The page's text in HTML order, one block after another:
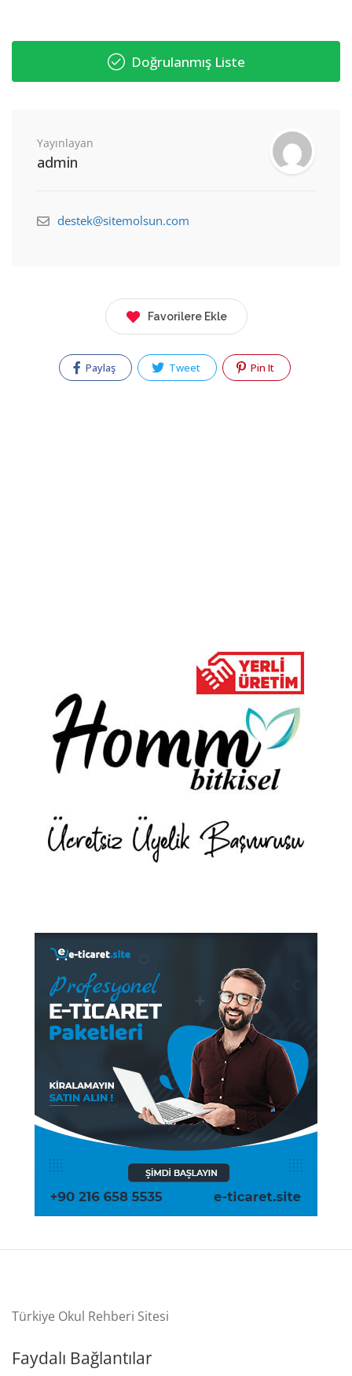
Doğrulanmış Liste
Yayınlayan
admin
destek@sitemolsun.com
Favorilere Ekle
Paylaş Tweet Pin It
Türkiye Okul Rehberi Sitesi
Faydalı Bağlantılar